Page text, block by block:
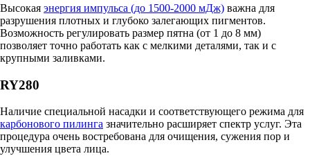
Высокая энергия импульса (до 1500-2000 мДж) важна для
разрушения плотных и глубоко залегающих пигментов.
Возможность регулировать размер пятна (от 1 до 8 мм)
позволяет точно работать как с мелкими деталями, так и с
крупными заливками.
RY280
Наличие специальной насадки и соответствующего режима для
карбонового пилинга значительно расширяет спектр услуг. Эта
процедура очень востребована для очищения, сужения пор и
улучшения цвета лица.